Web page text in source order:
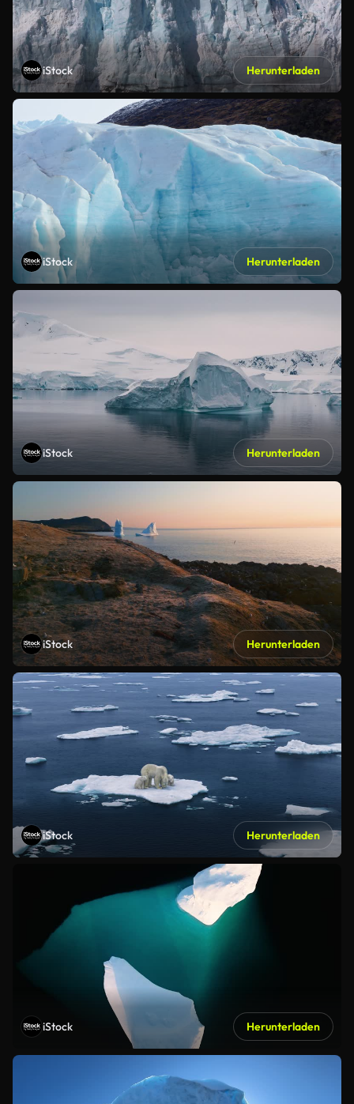
iStock Herunterladen
iStock Herunterladen
iStock Herunterladen
iStock Herunterladen
iStock Herunterladen
iStock Herunterladen